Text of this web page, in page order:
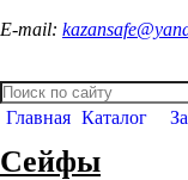
E-mail:
Главная Каталог
Сейфы